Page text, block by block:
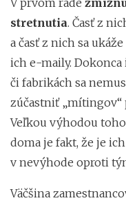
stretnutia. Časť z
a časť z nich sa
ich e-maily.
či fabrikách sa
zúčastniť „mítingov“
Veľkou výhodou
doma je fakt, že je
v nevýhode oproti
Väčšina